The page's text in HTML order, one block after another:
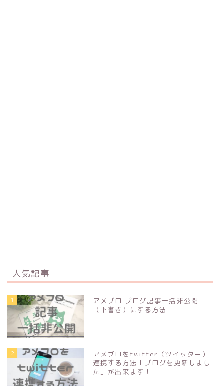
人気記事
1
アメブロ ブログ記事一括非公開
（下書き）にする方法
2
アメブロをtwitter（ツイッター）
連携する方法「ブログを更新しまし
た」が出来ます！